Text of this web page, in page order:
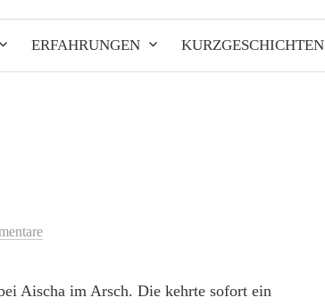
ERFAHRUNGEN KURZGESCHICHTEN
Aischa im Arsch. Die kehrte sofort ein